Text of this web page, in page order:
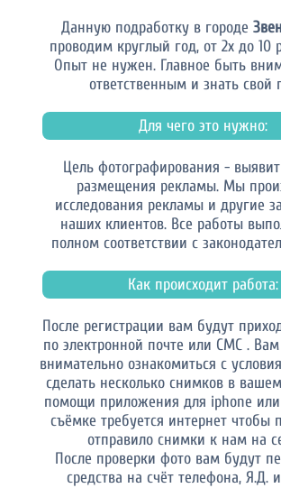
Данную подработку в городе
проводим круглый год, от 2х до 10
Опыт не нужен. Главное быть
ответственным и знать свой
Для чего это нужно:
Цель фотографирования -
размещения рекламы. Мы
исследования рекламы и другие
наших клиентов. Все работы
полном соответствии с
Как происходит работа:
После регистрации вам будут
по электронной почте или СМС .
внимательно ознакомиться с
сделать несколько снимков в
помощи приложения для iphone
съёмке требуется интернет чтобы
отправило снимки к нам на
После проверки фото вам будут
средства на счёт телефона, Я.Д.